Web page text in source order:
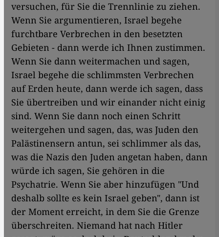
versuchen, für Sie die Trennlinie zu ziehen.
Wenn Sie argumentieren, Israel begehe
furchtbare Verbrechen in den besetzten
Gebieten - dann werde ich Ihnen zustimmen.
Wenn Sie dann weitermachen und sagen,
Israel begehe die schlimmsten Verbrechen
auf Erden heute, dann werde ich sagen, dass
Sie übertreiben und wir einander nicht einig
sind. Wenn Sie dann noch einen Schritt
weitergehen und sagen, das, was Juden den
Palästinensern antun, sei schlimmer als das,
was die Nazis den Juden angetan haben, dann
würde ich sagen, Sie gehören in die
Psychatrie. Wenn Sie aber hinzufügen "Und
deshalb sollte es kein Israel geben", dann ist
der Moment erreicht, in dem Sie die Grenze
überschreiten. Niemand hat nach Hitler